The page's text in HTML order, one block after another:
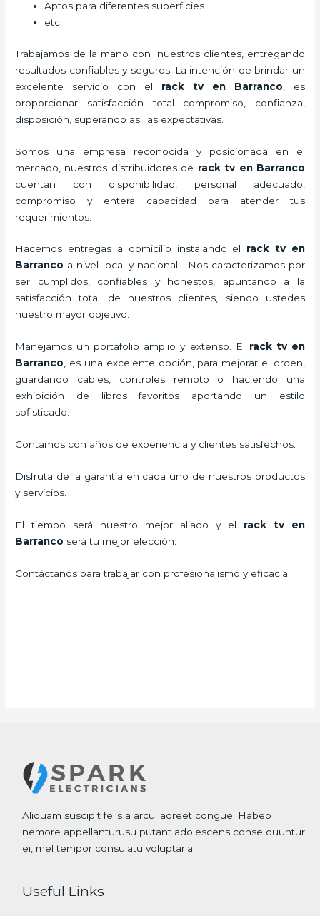
Aptos para diferentes superficies
etc
Trabajamos de la mano con nuestros clientes, entregando
resultados confiables y seguros. La intención de brindar un
excelente servicio con el rack tv en Barranco , es
proporcionar satisfacción total compromiso, confianza,
disposición, superando así las expectativas.
Somos una empresa reconocida y posicionada en el
mercado, nuestros distribuidores de rack tv en Barranco
cuentan con disponibilidad, personal adecuado,
compromiso y entera capacidad para atender tus
requerimientos.
Hacemos entregas a domicilio instalando el rack tv en
Barranco a nivel local y nacional.
Nos caracterizamos por
ser cumplidos, confiables y honestos, apuntando a la
satisfacción total de nuestros clientes, siendo ustedes
nuestro mayor objetivo.
Manejamos un portafolio amplio y extenso. El rack tv en
Barranco, es una excelente opción, para mejorar el orden,
guardando cables, controles remoto o haciendo una
exhibición de libros favoritos aportando un estilo
sofisticado.
Contamos con años de experiencia y clientes satisfechos.
Disfruta de la garantía en cada uno de nuestros productos
y servicios.
El tiempo será nuestro mejor aliado y el rack tv en
Barranco será tu mejor elección.
Contáctanos para trabajar con profesionalismo y eficacia.
Aliquam suscipit felis a arcu laoreet congue. Habeo
nemore appellanturusu putant adolescens conse quuntur
ei, mel tempor consulatu voluptaria.
Useful Links